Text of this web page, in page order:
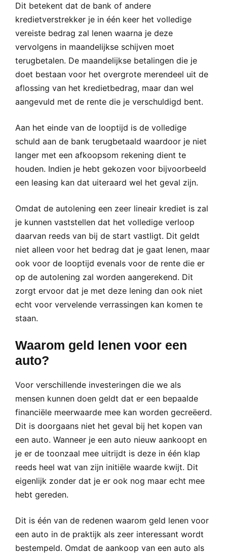
Dit betekent dat de bank of andere
kredietverstrekker je in één keer het volledige
vereiste bedrag zal lenen waarna je deze
vervolgens in maandelijkse schijven moet
terugbetalen. De maandelijkse betalingen die je
doet bestaan voor het overgrote merendeel uit de
aflossing van het kredietbedrag, maar dan wel
aangevuld met de rente die je verschuldigd bent.
Aan het einde van de looptijd is de volledige
schuld aan de bank terugbetaald waardoor je niet
langer met een afkoopsom rekening dient te
houden. Indien je hebt gekozen voor bijvoorbeeld
een leasing kan dat uiteraard wel het geval zijn.
Omdat de autolening een zeer lineair krediet is zal
je kunnen vaststellen dat het volledige verloop
daarvan reeds van bij de start vastligt. Dit geldt
niet alleen voor het bedrag dat je gaat lenen, maar
ook voor de looptijd evenals voor de rente die er
op de autolening zal worden aangerekend. Dit
zorgt ervoor dat je met deze lening dan ook niet
echt voor vervelende verrassingen kan komen te
staan.
Waarom geld lenen voor een
auto?
Voor verschillende investeringen die we als
mensen kunnen doen geldt dat er een bepaalde
financiële meerwaarde mee kan worden gecreëerd.
Dit is doorgaans niet het geval bij het kopen van
een auto. Wanneer je een auto nieuw aankoopt en
je er de toonzaal mee uitrijdt is deze in één klap
reeds heel wat van zijn initiële waarde kwijt. Dit
eigenlijk zonder dat je er ook nog maar echt mee
hebt gereden.
Dit is één van de redenen waarom geld lenen voor
een auto in de praktijk als zeer interessant wordt
bestempeld. Omdat de aankoop van een auto als